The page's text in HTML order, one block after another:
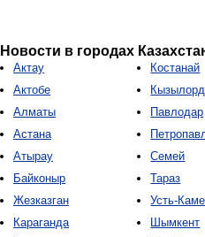
Новости в городах
Актау
Актобе
Алматы
Астана
Атырау
Байконыр
Жезказган
Караганда
Костанай
Павлодар
Семей
Тараз
Усть-
Шымкент